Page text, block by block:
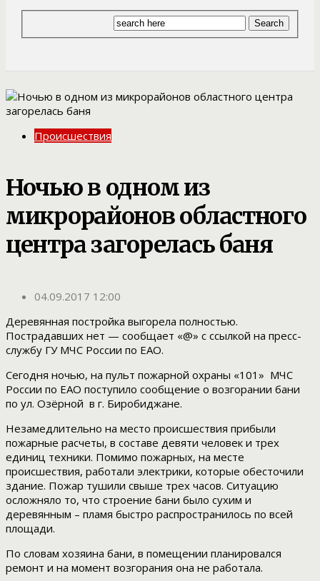
Происшествия
Ночью в одном из
микрорайонов областного
центра загорелась баня
04.09.2017 12:00
Деревянная постройка выгорела полностью.
Пострадавших нет — сообщает «@» с ссылкой на пресс-
службу ГУ МЧС России по ЕАО.
Сегодня ночью, на пульт пожарной охраны «101» МЧС
России по ЕАО поступило сообщение о возгорании бани
по ул. Озёрной в г. Биробиджане.
Незамедлительно на место происшествия прибыли
пожарные расчеты, в составе девяти человек и трех
единиц техники. Помимо пожарных, на месте
происшествия, работали электрики, которые обесточили
здание. Пожар тушили свыше трех часов. Ситуацию
осложняло то, что строение бани было сухим и
деревянным – пламя быстро распространилось по всей
площади.
По словам хозяина бани, в помещении планировался
ремонт и на момент возгорания она не работала.